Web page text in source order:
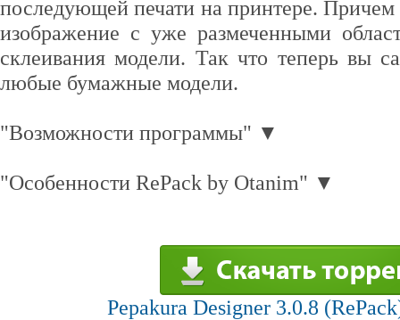
последующей печати на принтере.
изображение с уже размеченными
склеивания модели. Так что теперь вы
любые бумажные модели.
"Возможности программы" ▼
"Особенности RePack by Otanim" ▼
Pepakura Designer 3.0.8